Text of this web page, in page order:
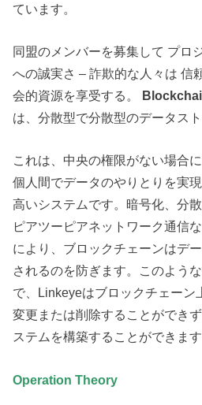
ています。
同盟のメンバーを募集して プロ
への誠実さ – 詐欺的な人々は 信
会的資源を享受する。
は、分散型で分散型のデータス
これは、中央の権限がない場合
個人間でデータのやりとりを実
高いシステムです。暗号化、分
ピアツーピアネットワーク通信
により、ブロックチェーンはデ
されるのを防ぎます。このよう
で、Linkeyeはブロックチェーン
変更または削除することができ
ステムを構築することができます
Operation Theory